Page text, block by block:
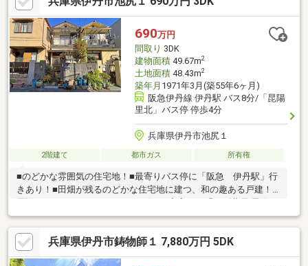
１５分セブンイレブン 伊丹南鈴原2丁目店まで徒歩３分ローソン
ニシイチドラッグ伊丹鈴原店まで徒歩７分◇鈴原小学校◇南中学
校※賃貸中の為、内覧はできません。
690万円
間取り 3DK
建物面積49.67m2
土地面積48.43m2
築年月 1971年3月(築55年6ヶ月)
阪急伊丹線 伊丹駅 バス8分/「昆陽
里北」バス停 停歩4分
兵庫県伊丹市池尻１
2階建て 都市ガス 所有権
■のどかな雰囲気の住宅地！■最寄りバス停に「阪急 伊丹駅」行
きあり！■田畑が残るのどかな住宅地に建つ、和の趣ある戸建！
周辺にはドラッグストアやコンビニも充実！・「スギ薬局 昆陽
店」まで徒歩8分！・「ローソン 伊丹池尻店」まで徒歩6分！・
「セブンイレブン 尼崎西昆陽２丁目店」まで徒歩9分！■周辺は飲
食店や公園が点在！■木造2階建て！■3DK！■全室収納付き・床下
収納庫あり！■和室3部屋は2面採光！■キッチン・浴室・トイレの
兵庫県伊丹市鋳物師１ 7,880万円 5DK